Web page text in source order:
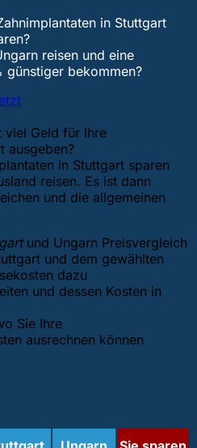
in Stuttgart
reisen und eine
günstiger bekommen?
viel Geld für Ihre
ausgeben?
in Stuttgart sparen
reisen. Es ist dann
und die allgemeinen
und Ungarn Preisvergleich
und dem gewählten
dazu
und dessen Kosten in
Sie Ihre
ausrechnen können